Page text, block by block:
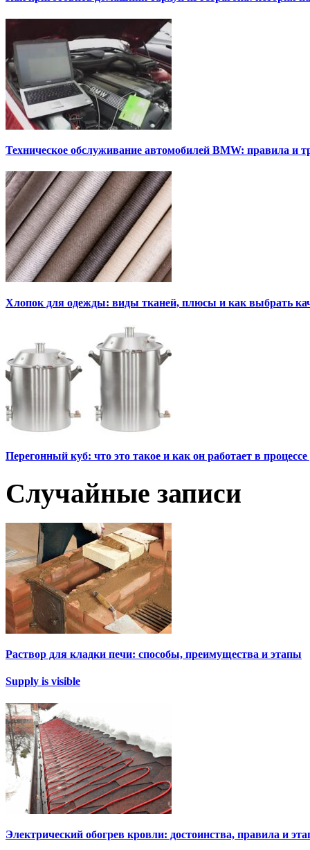
Техническое обслуживание автомобилей BMW: правила и
Хлопок для одежды: виды тканей, плюсы и как выбрать
Перегонный куб: что это такое и как он работает в
Случайные записи
Раствор для кладки печи: способы, преимущества и этапы
Supply is visible
Электрический обогрев кровли: достоинства, правила и